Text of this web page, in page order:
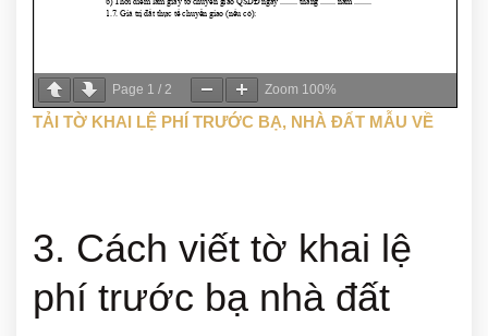
Page 1 / 2 Zoom 100%
TẢI TỜ KHAI LỆ PHÍ TRƯỚC BẠ, NHÀ ĐẤT MẪU VỀ
3. Cách viết tờ khai lệ
phí trước bạ nhà đất